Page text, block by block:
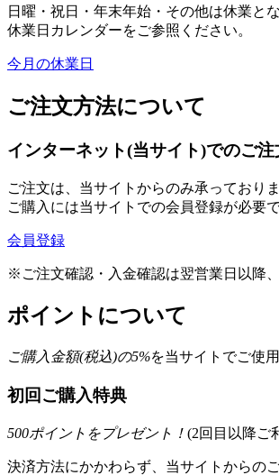
日曜・祝日・年末年始・その他は休業と
休業日カレンダーをご参照ください。
今月の休業日
ご注文方法について
インターネット(当サイト)でのご注
ご注文は、当サイトからのみ承っており
ご購入には当サイトでの会員登録が必要
会員登録
※ご注文確認・入金確認は翌営業日以降
ポイントについて
ご購入金額(税込)の5%を当サイトでご使
初回ご購入特典
500ポイントをプレゼント！ (2回目以降ご
決済方法にかかわらず、当サイトからの